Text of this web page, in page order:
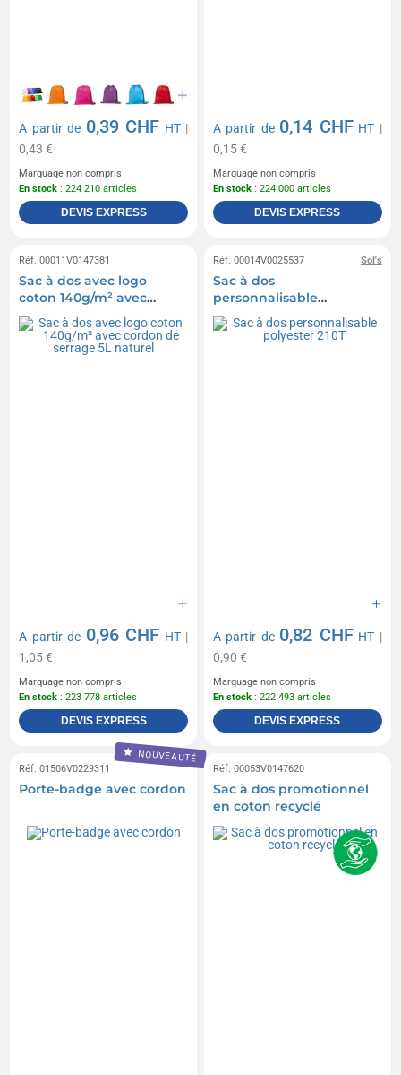
A partir de 0,39 CHF HT|
0,43 €
Marquage non compris
En stock : 224 210 articles
DEVIS EXPRESS
A partir de 0,14 CHF HT |
0,15 €
Marquage non compris
En stock : 224 000 articles
DEVIS EXPRESS
Réf. 00011V0147381
Sac à dos avec logo
coton 140g/m² avec
cordon de serrage 5L
naturel
A partir de 0,96 CHF HT|
1,05 €
Marquage non compris
En stock : 223 778 articles
DEVIS EXPRESS
Sol's
Réf. 00014V0025537
Sac à dos
personnalisable
polyester 210T
A partir de 0,82 CHF HT |
0,90 €
Marquage non compris
En stock : 222 493 articles
DEVIS EXPRESS
NOUVEAUTÉ
Réf. 01506V0229311
Porte-badge avec cordon
Réf. 00053V0147620
Sac à dos promotionnel
en coton recyclé